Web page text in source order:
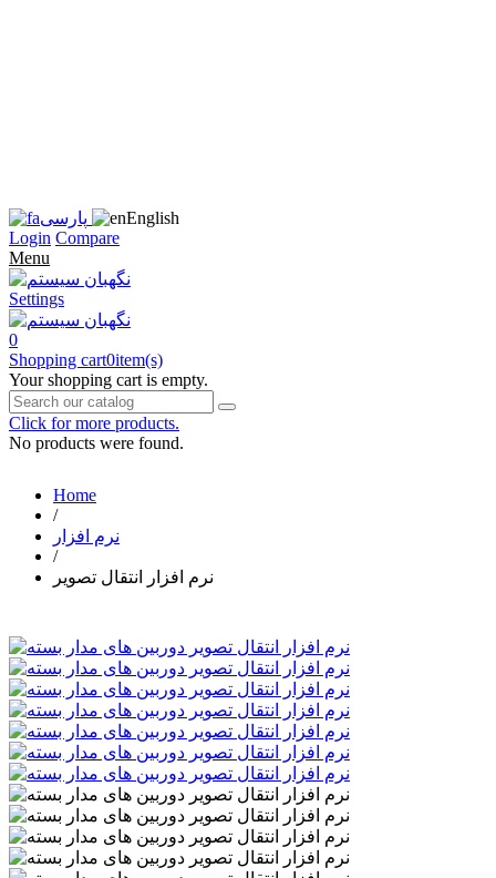
پارسی
English
Login Compare
Menu
Settings
0
Shopping cart0item(s)
Your shopping cart is empty.
Click for more products.
No products were found.
Home
/
نرم افزار
/
نرم افزار انتقال تصویر